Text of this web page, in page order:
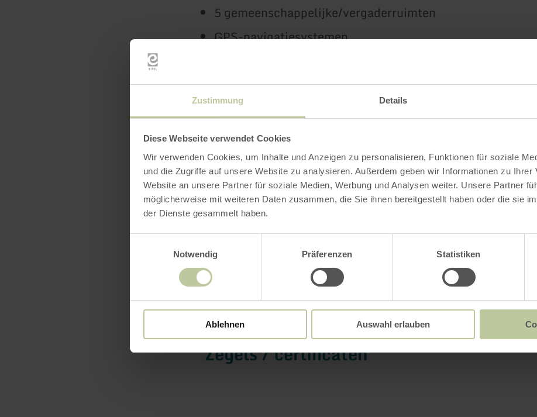
Zustimmung Details
Diese Webseite verwendet Cookies
Wir verwenden Cookies, um Inhalte und Anzeigen zu personalisieren, Funktionen für soziale
und die Zugriffe auf unsere Website zu analysieren. Außerdem geben wir Informationen zu Ihrer
Website an unsere Partner für soziale Medien, Werbung und Analysen weiter. Unsere Partner
möglicherweise mit weiteren Daten zusammen, die Sie ihnen bereitgestellt haben oder die sie
der Dienste gesammelt haben.
Notwendig
Präferenzen Statistiken
Ablehnen Auswahl erlauben
5 gemeenschappelijke/vergaderruimten
GPS-navigatiesystemen
Muziek jeugdherberg
Host voor creatieve ontmoetingen
Bekijkhiereen video van de jeugdherberg.
Meer informatie
Uitrustingskenmerken
Zegels / certificaten